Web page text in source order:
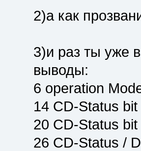
2)а как
3)и раз ты уже
выводы:
6 operation
14 CD-Status bit
20 CD-Status bit
26 CD-Status /